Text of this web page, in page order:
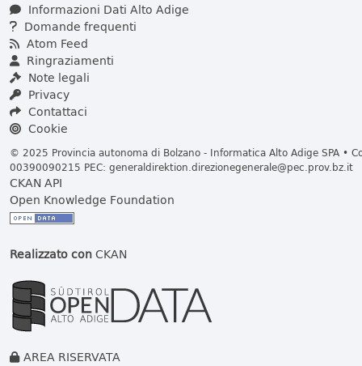
Informazioni Dati Alto Adige
Domande frequenti
Atom Feed
Ringraziamenti
Note legali
Privacy
Contattaci
Cookie
© 2025 Provincia autonoma di Bolzano - Informatica Alto Adige SPA •
00390090215 PEC: generaldirektion.direzionegenerale@pec.prov.bz.it
CKAN API
Open Knowledge Foundation
Realizzato conCKAN
AREA RISERVATA